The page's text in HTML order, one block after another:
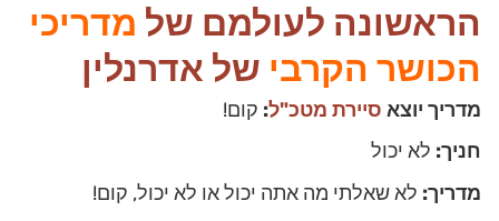
הראשונה לעולמם של מדריכי
הכושר הקרבי של אדרנלין
מדריך יוצא סיירת מטכ"ל: קום!
חניך: לא יכול
מדריך: לא שאלתי מה אתה יכול או לא יכול, קום!